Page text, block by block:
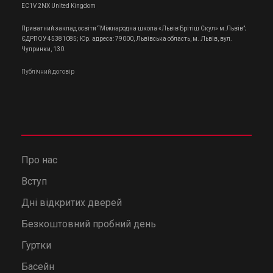
EC1V 2NX United Kingdom
Приватний заклад освіти “Міжнародна школа «Львів Брітіш Скул» м.Львів”;
ЄДРПОУ 45381085; Юр. адреса: 79000, Львівська область, м. Львів, вул.
Чупринки, 130.
Публічний договір
Про нас
Вступ
Дні відкритих дверей
Безкоштовний пробний день
Гуртки
Басейн